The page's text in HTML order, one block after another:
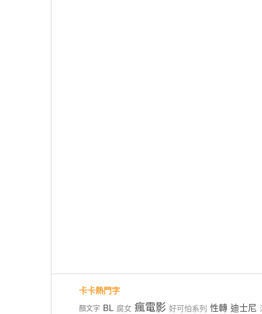
卡卡熱門字
顏文字 BL 腐女 瘋電影 好可怕系列 性轉 迪士尼